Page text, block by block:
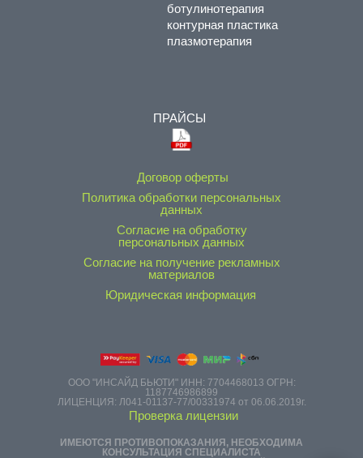
ИМЕЮТСЯ ПРОТИВОПОКАЗАНИЯ, НЕОБХОДИМА
КОНСУЛЬТАЦИЯ СПЕЦИАЛИСТА
Политика обработки персональных
данных
Согласие на получение рекламных
материалов
Согласие на обработку
персональных данных
Юридическая информация
Договор оферты
ботулинотерапия
контурная пластика
плазмотерапия
ООО "ИНСАЙД БЬЮТИ" ИНН: 7704468013 ОГРН:
1187746986899
ЛИЦЕНЦИЯ: Л041-01137-77/00331974 от 06.06.2019г.
ПРАЙСЫ
Проверка лицензии